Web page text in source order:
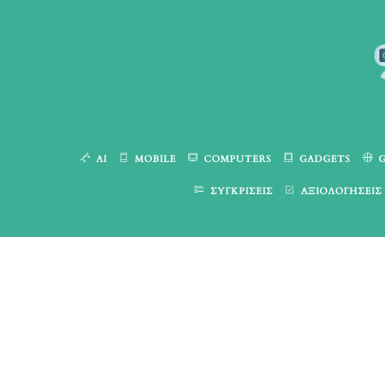
AI MOBILE COMPUTERS GADGETS
ΣΥΓΚΡΊΣΕΙΣ ΑΞΙΟΛΟΓΉΣΕΙΣ